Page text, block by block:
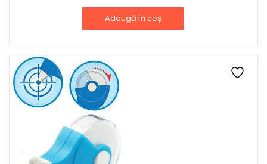
Adaugă în coș